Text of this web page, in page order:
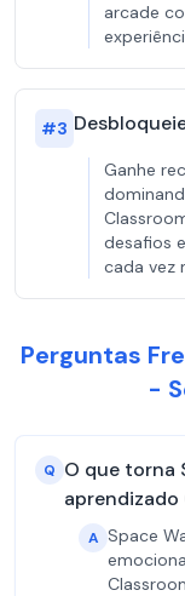
arcade
#3
Ganhe
desafios
cada vez
Perguntas
-
Q O que torna
aprendizado
A Space